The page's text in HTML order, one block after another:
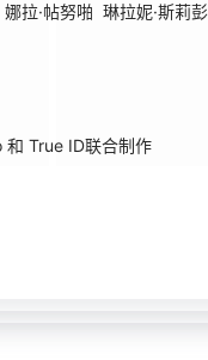
娜拉·帖努啪 琳拉妮·斯莉彭
True ID联合制作